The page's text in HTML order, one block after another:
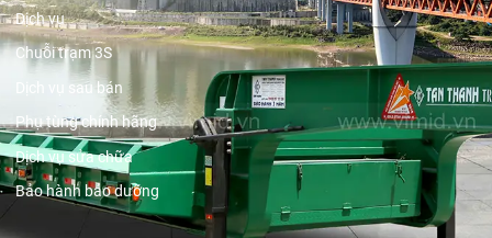
Dịch vụ
Chuỗi trạm 3S
Dịch vụ sau bán
Phụ tùng chính hãng
Dịch vụ sửa chữa
Bảo hành bảo dưỡng